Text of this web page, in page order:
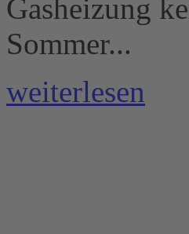
Gasheizung
Sommer...
weiterlesen